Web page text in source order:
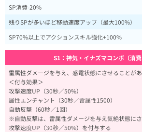
SP消費-20%
残りSPが多いほど移動速度アップ（最大100%）
SP70%以上でアクションスキル強化+100%
S1：神気・イナズマコンボ（消費
雷属性ダメージを与え、感電状態にさせることがあ
＜付与効果＞
攻撃速度UP（30秒／50%）
属性エンチャント（30秒／雷属性1500）
自動反撃（60秒／1回）
※自動反撃は、雷属性ダメージを与え気絶状態に
攻撃速度UP（30秒／50%）を付与する